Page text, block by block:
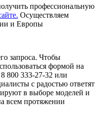
профессиональную
Осуществляем
и Европы
запроса. Чтобы
формой на
800 333-27-32 или
с радостью ответят
в выборе моделей и
всем протяжении